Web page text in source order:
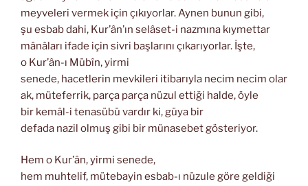
meyveleri vermek için çıkıyorlar. Aynen bunun gibi,
şu esbab dahi, Kur’ân’ın selâset-i nazmına kıymettar
mânâları ifade için sivri başlarını çıkarıyorlar. İşte,
o Kur’ân-ı Mübîn, yirmi
senede, hacetlerin mevkileri itibarıyla necim necim olar
ak, müteferrik, parça parça nüzul ettiği halde, öyle
bir kemâl-i tenasübü vardır ki, güya bir
defada nazil olmuş gibi bir münasebet gösteriyor.
Hem o Kur’ân, yirmi senede,
hem muhtelif, mütebayin esbab-ı nüzule göre geldiği